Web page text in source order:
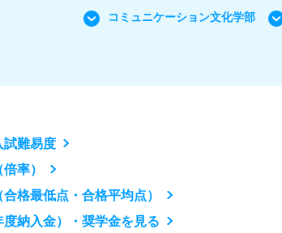
コミュニケーション文化学部
試難易度
率）
格最低点・合格平均点）
納入金）・奨学金を見る